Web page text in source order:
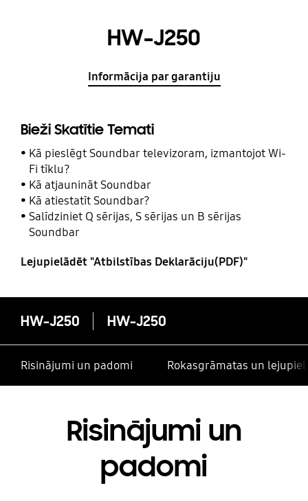
HW-J250
Informācija par garantiju
Bieži Skatītie Temati
Kā pieslēgt Soundbar televizoram, izmantojot Wi-
Fi tīklu?
Kā atjaunināt Soundbar
Kā atiestatīt Soundbar?
Salīdziniet Q sērijas, S sērijas un B sērijas
Soundbar
Lejupielādēt "Atbilstības Deklarāciju(PDF)"
HW-J250 HW-J250
Risinājumi un padomi Rokasgrāmatas un
Risinājumi un
padomi